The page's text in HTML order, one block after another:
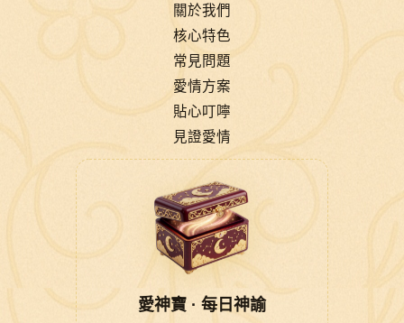
關於我們
核心特色
常見問題
愛情方案
貼心叮嚀
見證愛情
愛神寶 · 每日神諭